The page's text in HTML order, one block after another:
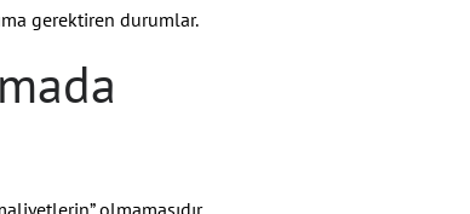
gerektiren durumlar.
olmamasıdır.